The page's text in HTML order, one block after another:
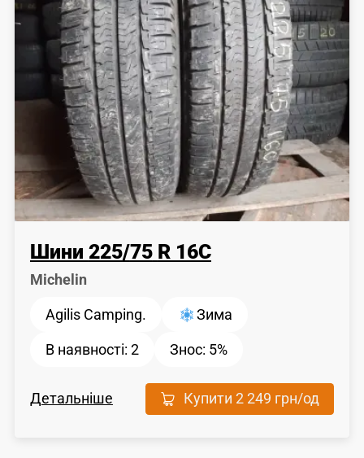
Шини 225/75 R 16C
Michelin
Agilis Camping. Зима
В наявності: 2 Знос: 5%
Детальніше Купити2 249 грн/од